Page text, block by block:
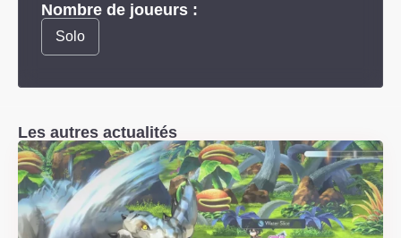
Nombre de joueurs :
Solo
Les autres actualités